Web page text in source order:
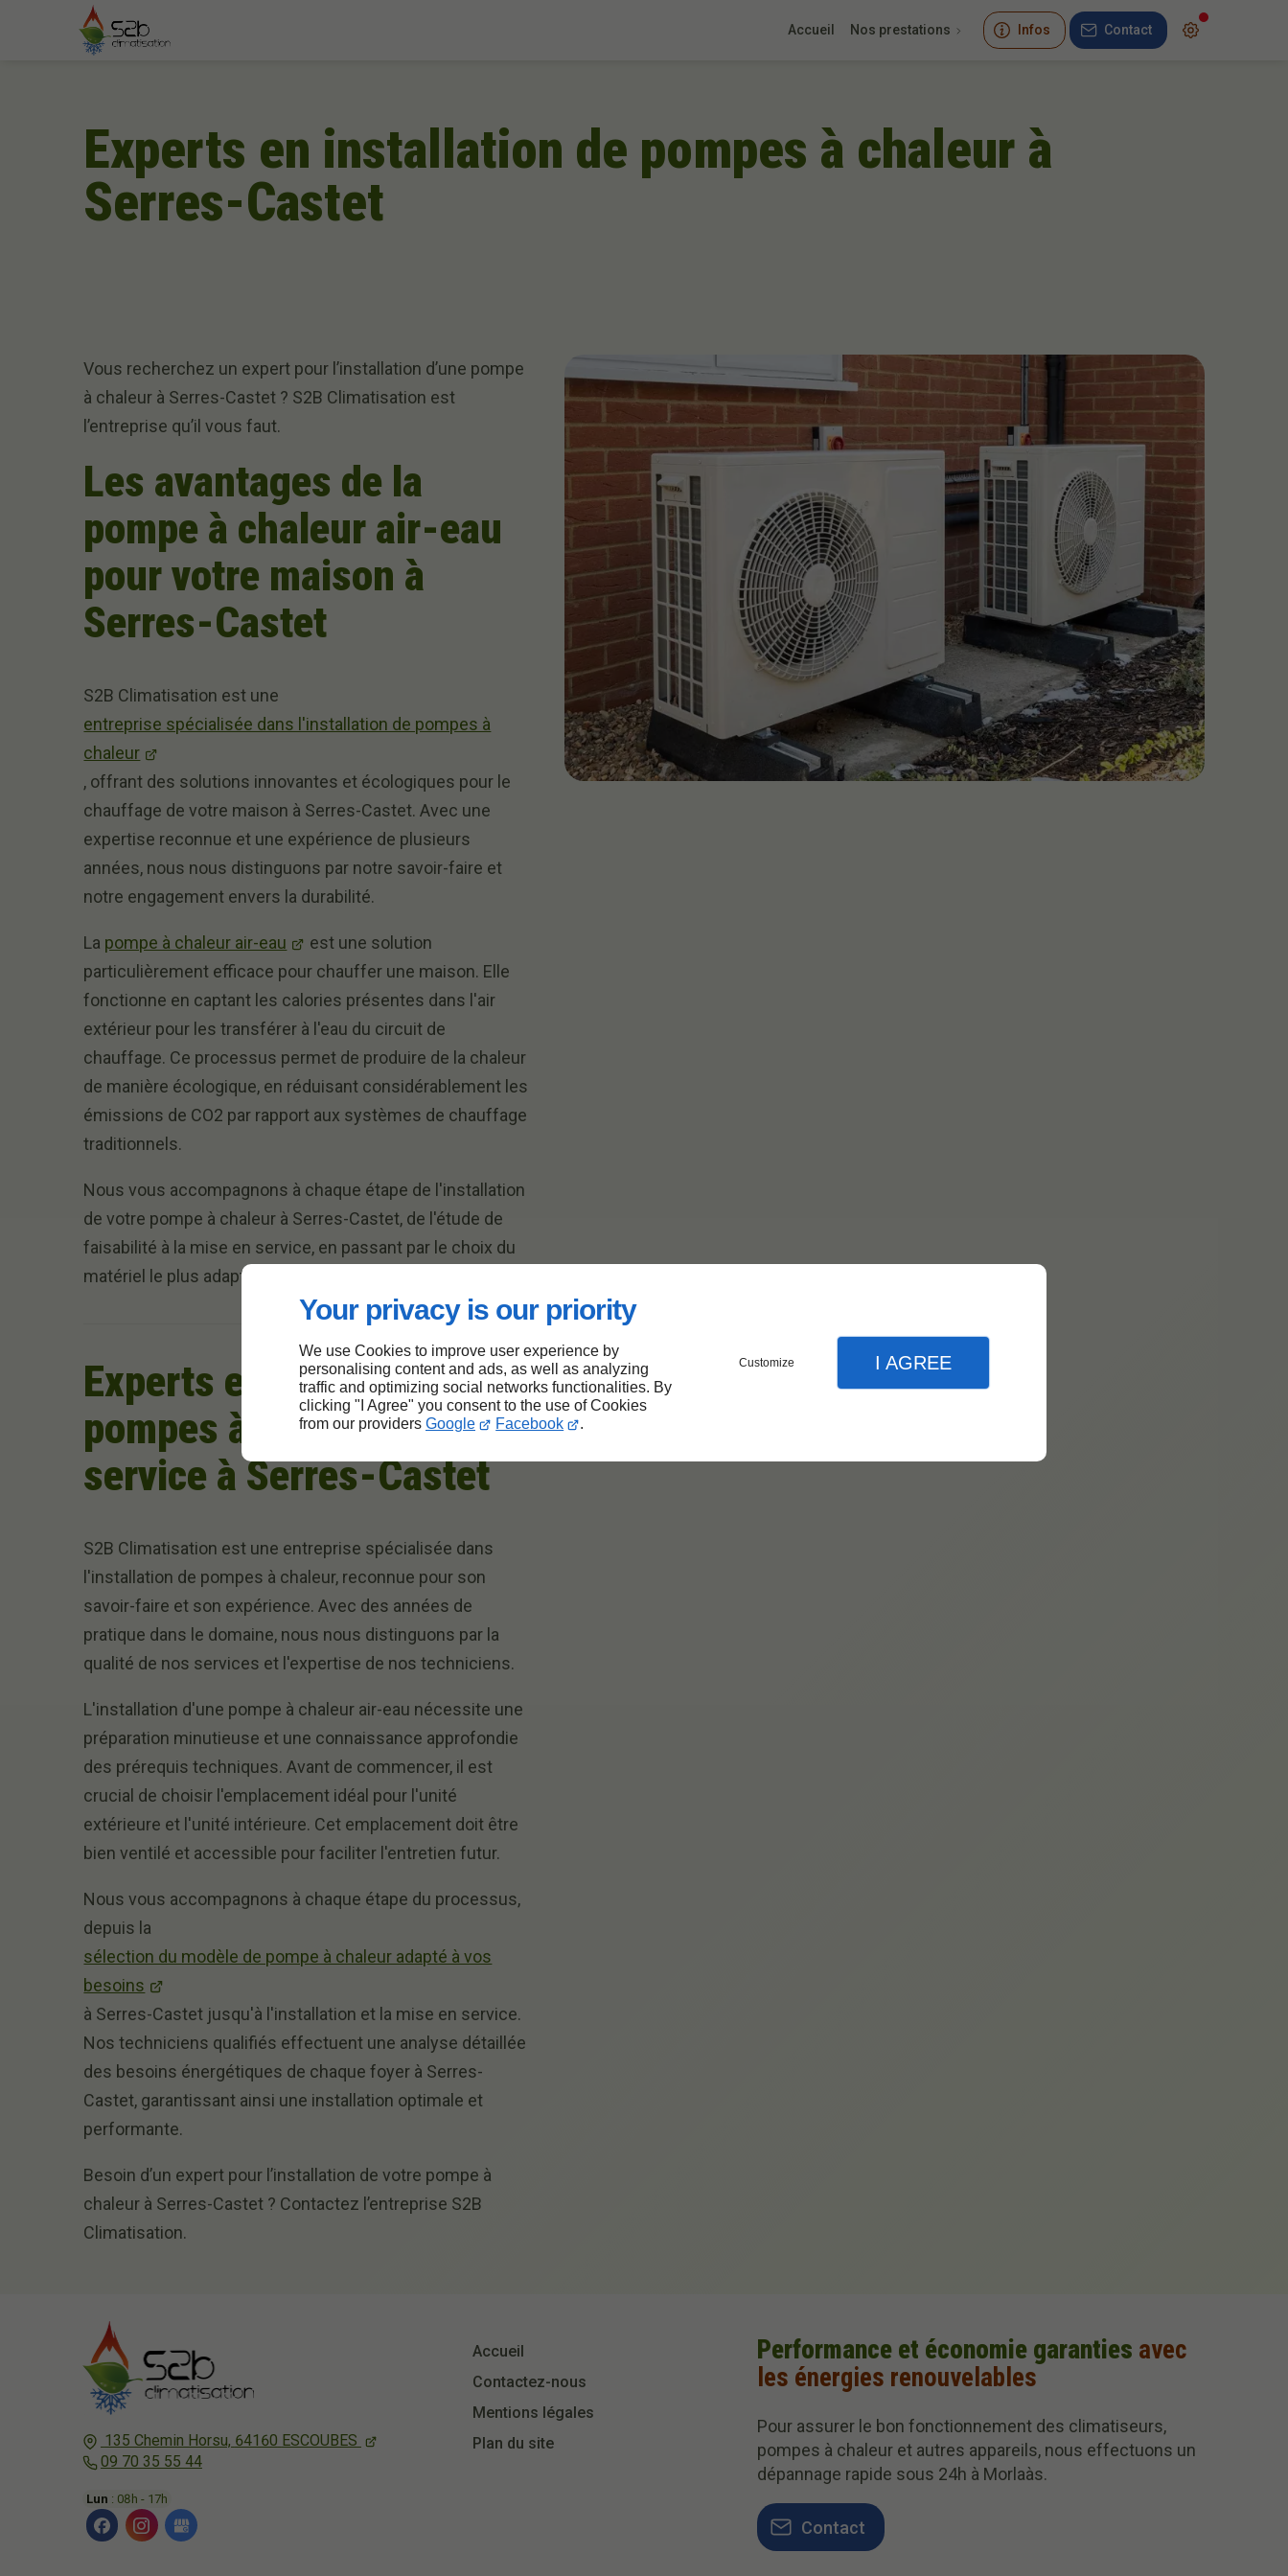
Your privacy is our priority
We use Cookies to improve user experience by
personalising content and ads, as well as analyzing
traffic and optimizing social networks functionalities. By
clicking "I Agree" you consent to the use of Cookies
from our providers Google Facebook .
Customize I AGREE
Accueil Nos prestations Infos Contact
Experts en installation de pompes à chaleur à
Serres-Castet
Vous recherchez un expert pour l’installation d’une pompe
à chaleur à Serres-Castet ? S2B Climatisation est
l’entreprise qu’il vous faut.
Les avantages de la
pompe à chaleur air-eau
pour votre maison à
Serres-Castet
S2B Climatisation est une
entreprise spécialisée dans l'installation de pompes à
chaleur
, offrant des solutions innovantes et écologiques pour le
chauffage de votre maison à Serres-Castet. Avec une
expertise reconnue et une expérience de plusieurs
années, nous nous distinguons par notre savoir-faire et
notre engagement envers la durabilité.
La pompe à chaleur air-eau
est une solution
particulièrement efficace pour chauffer une maison. Elle
fonctionne en captant les calories présentes dans l'air
extérieur pour les transférer à l'eau du circuit de
chauffage. Ce processus permet de produire de la chaleur
de manière écologique, en réduisant considérablement les
émissions de CO2 par rapport aux systèmes de chauffage
traditionnels.
Nous vous accompagnons à chaque étape de l'installation
de votre pompe à chaleur à Serres-Castet, de l'étude de
faisabilité à la mise en service, en passant par le choix du
matériel le plus adapté.
Experts en installation de
pompes à chaleur à votre
service à Serres-Castet
S2B Climatisation est une entreprise spécialisée dans
l'installation de pompes à chaleur, reconnue pour son
savoir-faire et son expérience. Avec des années de
pratique dans le domaine, nous nous distinguons par la
qualité de nos services et l'expertise de nos techniciens.
L'installation d'une pompe à chaleur air-eau nécessite une
préparation minutieuse et une connaissance approfondie
des prérequis techniques. Avant de commencer, il est
crucial de choisir l'emplacement idéal pour l'unité
extérieure et l'unité intérieure. Cet emplacement doit être
bien ventilé et accessible pour faciliter l'entretien futur.
Nous vous accompagnons à chaque étape du processus,
depuis la
sélection du modèle de pompe à chaleur adapté à vos
besoins
à Serres-Castet jusqu'à l'installation et la mise en service.
Nos techniciens qualifiés effectuent une analyse détaillée
des besoins énergétiques de chaque foyer à Serres-
Castet, garantissant ainsi une installation optimale et
performante.
Besoin d’un expert pour l’installation de votre pompe à
chaleur à Serres-Castet ? Contactez l’entreprise S2B
Climatisation.
135 Chemin Horsu, 64160 ESCOUBES
09 70 35 55 44
Lun : 08h - 17h
Accueil
Contactez-nous
Mentions légales
Plan du site
Performance et économie garanties avec
les énergies renouvelables
Pour assurer le bon fonctionnement des climatiseurs,
pompes à chaleur et autres appareils, nous effectuons un
dépannage rapide sous 24h à Morlaàs.
Contact